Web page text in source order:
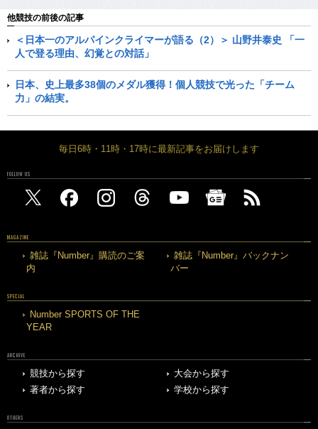
他競技の前後の記事
＜日本一のアルパインクライマーが語る（2）＞ 山野井泰史 「一
人で登る理由、幻覚との対話」
日本、史上最多38個のメダル獲得！個人競技で光った「チーム
力」の結実。
毎日6時・11時・17時に最新記事をお届けします
FOLLOW US
MAGAZINE
雑誌『Number』購読のご案
内
雑誌『Number』バックナン
バー
SPECIAL
Number SPORTS OF THE
YEAR
ARCHIVE
競技から探す
大会から探す
著者から探す
学校から探す
OTHERS